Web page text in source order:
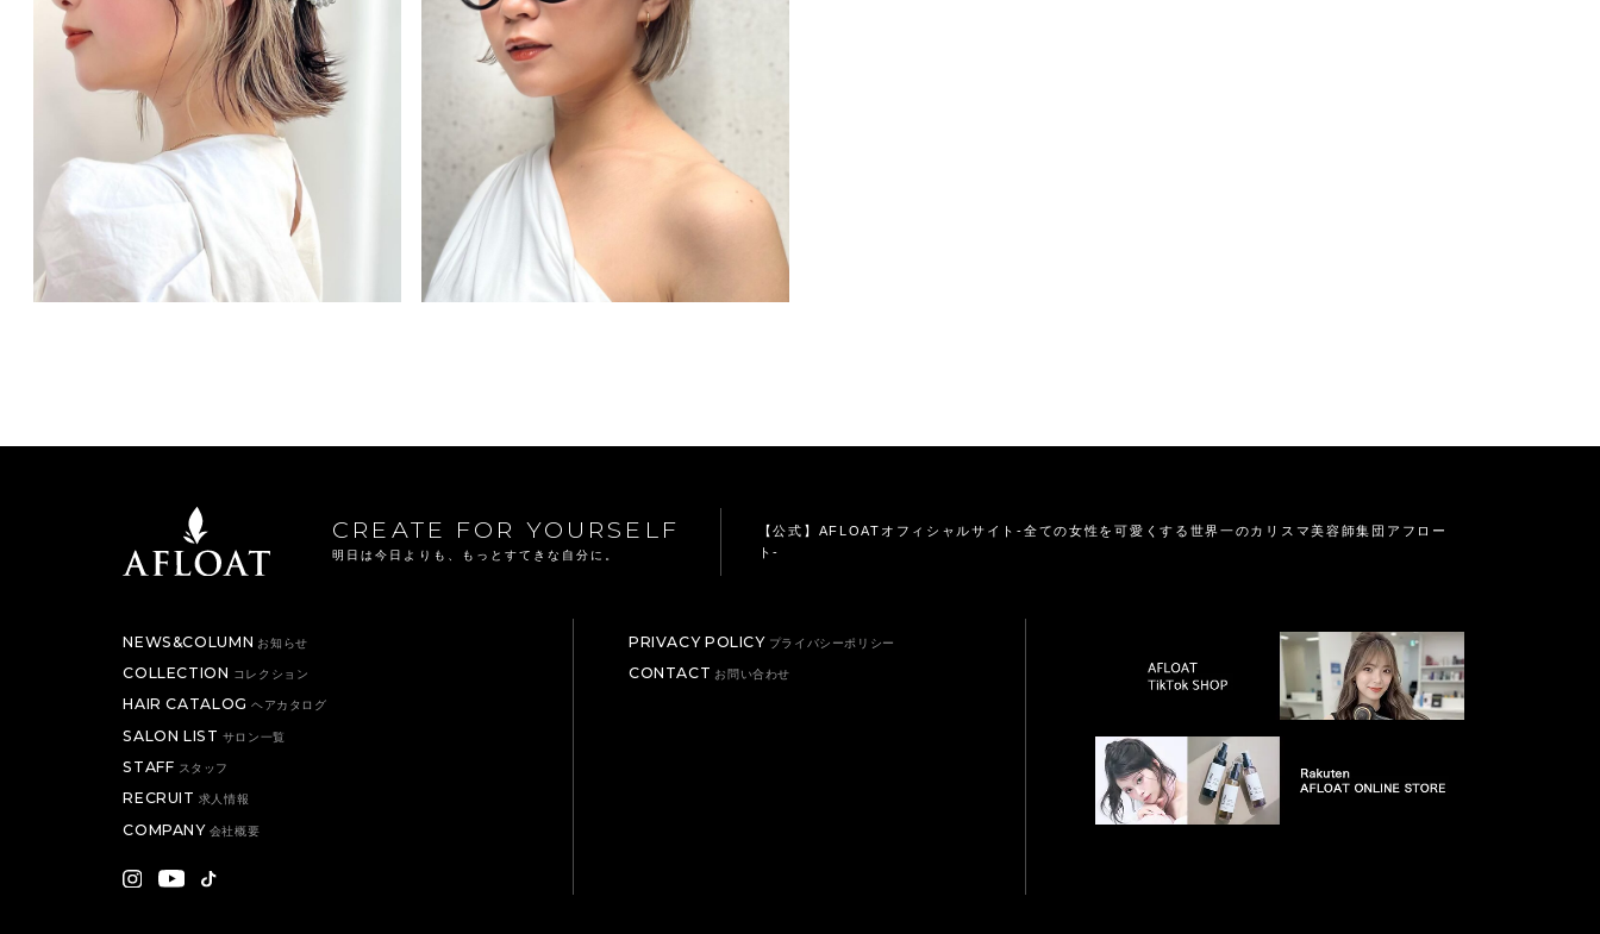
CREATE FOR YOURSELF
明日は今日よりも、もっとすてきな自分に。
【公式】AFLOATオフィシャルサイト-全ての女性を可愛くする 世界一のカリスマ美容師集団アフロー
ト-
NEWS&COLUMN お知らせ
COLLECTION コレクション
HAIR CATALOG ヘアカタログ
SALON LIST サロン一覧
STAFF スタッフ
RECRUIT 求人情報
COMPANY 会社概要
PRIVACY POLICY プライバシーポリシー
CONTACT お問い合わせ